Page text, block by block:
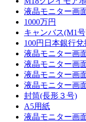
液晶モニター画
1000万円
キャンバス(M1
100円日本銀行兌
液晶モニター画
液晶モニター画
液晶モニター画
液晶モニター画
封筒(長形３号)
A5用紙
液晶モニター画